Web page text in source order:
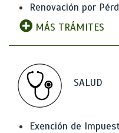
Renovación por
MÁS TRÁMITES
SALUD
Exención de